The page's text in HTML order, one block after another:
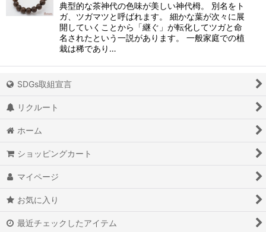
典型的な茶神代の色味が美しい神代栂。 別名をト
ガ、ツガマツと呼ばれます。 細かな葉が次々に展
開していくことから「継ぐ」が転化してツガと命
名されたという一説があります。 一般家庭での植
栽は稀であり…
SDGs取組宣言
リクルート
ホーム
ショッピングカート
マイページ
お気に入り
最近チェックしたアイテム